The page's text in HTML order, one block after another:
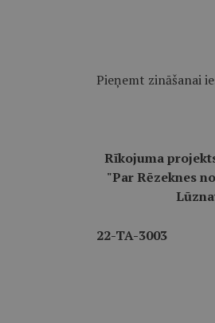
Pieņemt zināšanai
Rīkojuma
"Par Rēzeknes
22-TA-3003